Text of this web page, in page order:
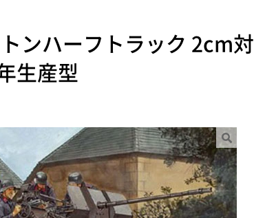
ンハーフトラック 2cm対
生産型